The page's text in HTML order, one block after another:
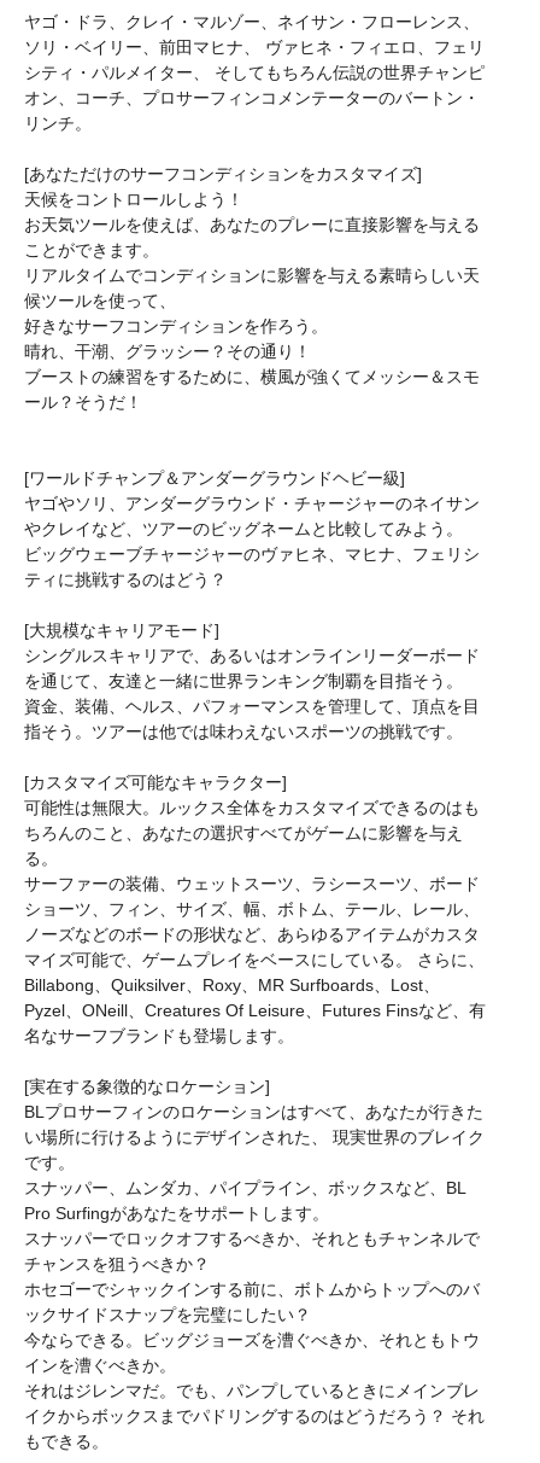
ヤゴ・ドラ、クレイ・マルゾー、ネイサン・フローレンス、
ソリ・ベイリー、前田マヒナ、 ヴァヒネ・フィエロ、フェリ
シティ・パルメイター、 そしてもちろん伝説の世界チャンピ
オン、コーチ、プロサーフィンコメンテーターのバートン・
リンチ。
[あなただけのサーフコンディションをカスタマイズ]
天候をコントロールしよう！
お天気ツールを使えば、あなたのプレーに直接影響を与える
ことができます。
リアルタイムでコンディションに影響を与える素晴らしい天
候ツールを使って、
好きなサーフコンディションを作ろう。
晴れ、干潮、グラッシー？その通り！
ブーストの練習をするために、横風が強くてメッシー＆スモ
ール？そうだ！
[ワールドチャンプ＆アンダーグラウンドヘビー級]
ヤゴやソリ、アンダーグラウンド・チャージャーのネイサン
やクレイなど、ツアーのビッグネームと比較してみよう。
ビッグウェーブチャージャーのヴァヒネ、マヒナ、フェリシ
ティに挑戦するのはどう？
[大規模なキャリアモード]
シングルスキャリアで、あるいはオンラインリーダーボード
を通じて、友達と一緒に世界ランキング制覇を目指そう。
資金、装備、ヘルス、パフォーマンスを管理して、頂点を目
指そう。ツアーは他では味わえないスポーツの挑戦です。
[カスタマイズ可能なキャラクター]
可能性は無限大。ルックス全体をカスタマイズできるのはも
ちろんのこと、あなたの選択すべてがゲームに影響を与え
る。
サーファーの装備、ウェットスーツ、ラシースーツ、ボード
ショーツ、フィン、サイズ、幅、ボトム、テール、レール、
ノーズなどのボードの形状など、あらゆるアイテムがカスタ
マイズ可能で、ゲームプレイをベースにしている。 さらに、
Billabong、Quiksilver、Roxy、MR Surfboards、Lost、
Pyzel、ONeill、Creatures Of Leisure、Futures Finsなど、有
名なサーフブランドも登場します。
[実在する象徴的なロケーション]
BLプロサーフィンのロケーションはすべて、あなたが行きた
い場所に行けるようにデザインされた、 現実世界のブレイク
です。
スナッパー、ムンダカ、パイプライン、ボックスなど、BL
Pro Surfingがあなたをサポートします。
スナッパーでロックオフするべきか、それともチャンネルで
チャンスを狙うべきか？
ホセゴーでシャックインする前に、ボトムからトップへのバ
ックサイドスナップを完璧にしたい？
今ならできる。ビッグジョーズを漕ぐべきか、それともトウ
インを漕ぐべきか。
それはジレンマだ。でも、パンプしているときにメインブレ
イクからボックスまでパドリングするのはどうだろう？ それ
もできる。